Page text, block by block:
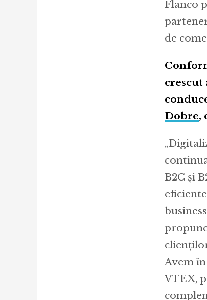
Flanco
de
crescut
Dobre,
B2C și
Avem
VTEX,